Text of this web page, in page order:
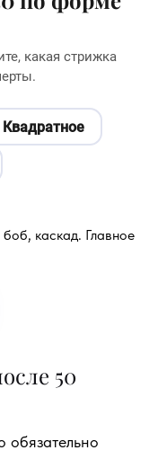
какая стрижка
Квадратное
каскад. Главное
50
обязательно